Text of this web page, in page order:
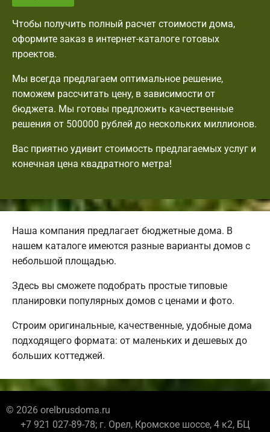
Чтобы получить полный расчет стоимости дома,
оформите заказ в интернет-каталоге готовых
проектов.
Мы всегда предлагаем оптимальное решение,
поможем рассчитать цену, в зависимости от
бюджета. Мы готовы предложить качественные
решения от 500000 рублей до нескольких миллионов.
Вас приятно удивит стоимость предлагаемых услуг и
конечная цена квадратного метра!
Наша компания предлагает бюджетные дома. В
нашем каталоге имеются разные варианты домов с
небольшой площадью.
Здесь вы сможете подобрать простые типовые
планировки популярных домов с ценами и фото.
Строим оригинальные, качественные, удобные дома
подходящего формата: от маленьких и дешевых до
больших коттеджей.
© 2026 orelbrusdoma.ru
+7 921 027-89-78; г. Орел, Кромское шоссе, 4 к2, БЦ